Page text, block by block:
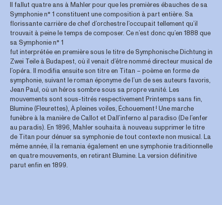
Il fallut quatre ans à Mahler pour que les premières ébauches de sa
Symphonie n° 1 constituent une composition à part entière. Sa
florissante carrière de chef d’orchestre l’occupait tellement qu’il
trouvait à peine le temps de composer. Ce n’est donc qu’en 1888 que
sa Symphonie n° 1
fut interprétée en première sous le titre de Symphonische Dichtung in
Zwei Teile à Budapest, où il venait d’être nommé directeur musical de
l’opéra. Il modifia ensuite son titre en Titan – poème en forme de
symphonie, suivant le roman éponyme de l’un de ses auteurs favoris,
Jean Paul, où un héros sombre sous sa propre vanité. Les
mouvements sont sous-titrés respectivement Printemps sans fin,
Blumine (Fleurettes), À pleines voiles, Échouement ! Une marche
funèbre à la manière de Callot et Dall’inferno al paradiso (De l’enfer
au paradis). En 1896, Mahler souhaita à nouveau supprimer le titre
de Titan pour dénuer sa symphonie de tout contexte non musical. La
même année, il la remania également en une symphonie traditionnelle
en quatre mouvements, en retirant Blumine. La version définitive
parut enfin en 1899.